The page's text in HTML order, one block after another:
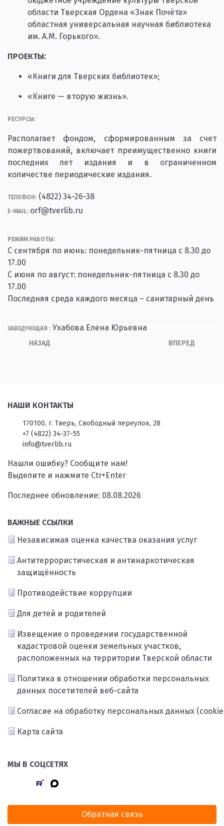
области Тверская Ордена «Знак Почёта»
областная универсальная научная библиотека
им. А.М. Горького».
ПРОЕКТЫ:
«Книги для Тверских библиотек»;
«Книге — вторую жизнь».
РЕСУРСЫ:
Располагает фондом, сформированным за счет
пожертвований, включает преимущественно книги
последних лет издания и в ограниченном
количестве периодические издания.
ТЕЛЕФОН: (4822) 34-26-38
E-MAIL: orf@tverlib.ru
РЕЖИМ РАБОТЫ:
С сентября по июнь: понедельник-пятница с 8.30 до
17.00
С июня по август: понедельник-пятница с 8.30 до
17.00
Последняя среда каждого месяца – санитарный день
ЗАВЕДУЮЩАЯ : Ухабова Елена Юрьевна
НАЗАД ВПЕРЕД
НАШИ КОНТАКТЫ
170100, г. Тверь, Свободный переулок, 28
+7 (4822) 34-37-55
info@tverlib.ru
Нашли ошибку? Сообщите нам!
Выделите и нажмите Ctr+Enter
Последнее обновление: 08.08.2026
ВАЖНЫЕ ССЫЛКИ
Независимая оценка качества оказания услуг
Антитеррористическая и антинаркотическая
защищённость
Противодействие коррупции
Для детей и родителей
Извещение о проведении государственной
кадастровой оценки земельных участков,
расположенных на территории Тверской области
Политика в отношении обработки персональных
данных посетителей веб-сайта
Согласие на обработку персональных данных
Карта сайта
МЫ В СОЦСЕТЯХ
Обратная связь